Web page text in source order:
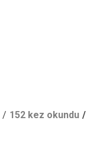
152 kez okundu